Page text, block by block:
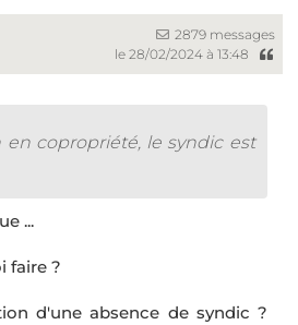
2879 messages
le 28/02/2024 à 13:48
en copropriété, le syndic est
...
faire ?
d'une absence de syndic ?